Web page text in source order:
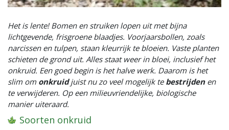
Het is lente! Bomen en struiken lopen uit met bijna
lichtgevende, frisgroene blaadjes. Voorjaarsbollen, zoals
narcissen en tulpen, staan kleurrijk te bloeien. Vaste planten
schieten de grond uit. Alles staat weer in bloei, inclusief het
onkruid. Een goed begin is het halve werk. Daarom is het
slim om onkruidjuist nu zo veel mogelijk te bestrijdenen
te verwijderen. Op een milieuvriendelijke, biologische
manier uiteraard.
Soorten onkruid